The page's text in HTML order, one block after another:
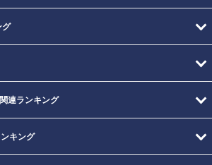
グ
関連ランキング
キング